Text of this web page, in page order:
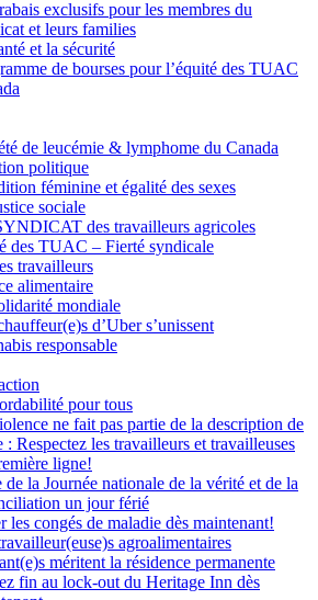
exclusifs pour les membres du
et leurs families
et la sécurité
de bourses pour l’équité des TUAC
de leucémie & lymphome du Canada
politique
féminine et égalité des sexes
sociale
des travailleurs agricoles
des TUAC – Fierté syndicale
travailleurs
alimentaire
mondiale
d’Uber s’unissent
responsable
pour tous
ne fait pas partie de la description de
: Respectez les travailleurs et travailleuses
ligne!
de la Journée nationale de la vérité et de la
un jour férié
les congés de maladie dès maintenant!
agroalimentaires
méritent la résidence permanente
fin au lock-out du Heritage Inn dès